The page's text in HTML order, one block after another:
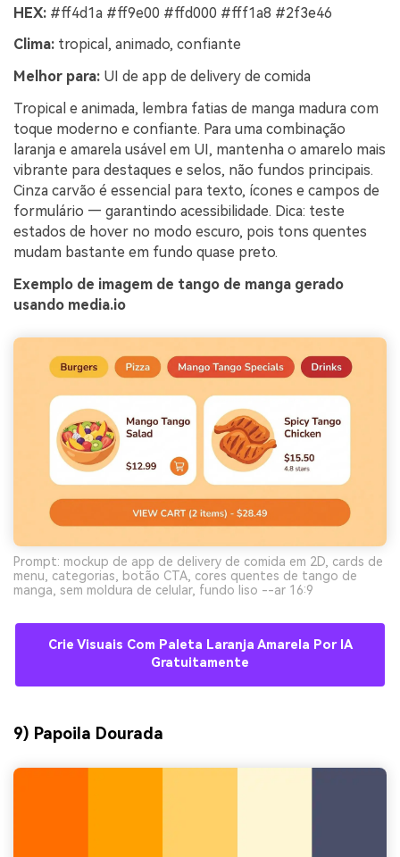
HEX: #ff4d1a #ff9e00 #ffd000 #fff1a8 #2f3e46
Clima: tropical, animado, confiante
Melhor para: UI de app de delivery de comida
Tropical e animada, lembra fatias de manga madura com
toque moderno e confiante. Para uma combinação
laranja e amarela usável em UI, mantenha o amarelo mais
vibrante para destaques e selos, não fundos principais.
Cinza carvão é essencial para texto, ícones e campos de
formulário — garantindo acessibilidade. Dica: teste
estados de hover no modo escuro, pois tons quentes
mudam bastante em fundo quase preto.
Exemplo de imagem de tango de manga gerado
usando media.io
Prompt: mockup de app de delivery de comida em 2D, cards de
menu, categorias, botão CTA, cores quentes de tango de
manga, sem moldura de celular, fundo liso --ar 16:9
Crie Visuais Com Paleta Laranja Amarela Por IA
Gratuitamente
9) Papoila Dourada